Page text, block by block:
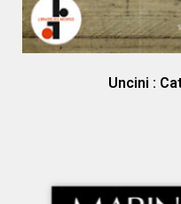
Uncini :